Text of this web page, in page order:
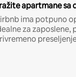
apartmane sa
ima potpuno
za zaposlene,